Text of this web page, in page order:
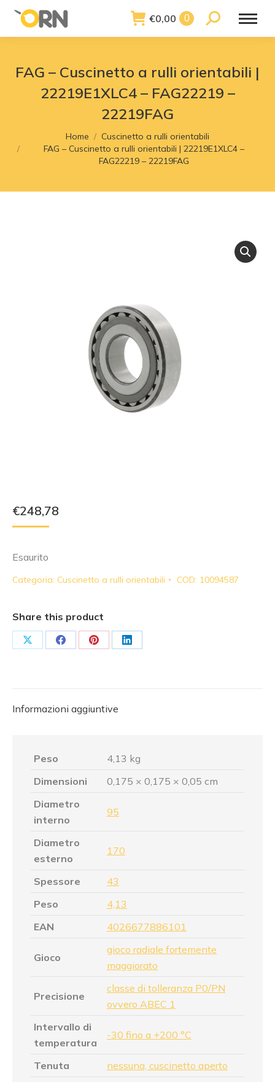
€0,00 0 Search:
FAG – Cuscinetto a rulli orientabili |
22219E1XLC4 – FAG22219 –
22219FAG
You are here:Home
Cuscinetto a rulli orientabili
FAG – Cuscinetto a rulli orientabili | 22219E1XLC4 –
FAG22219 – 22219FAG
€248,78
Esaurito
Categoria: Cuscinetto a rulli orientabili COD: 10094587
Share this product
Share Share Share Share
Informazioni aggiuntive
Peso
4,13 kg
Dimensioni
0,175 × 0,175 × 0,05 cm
Diametro
interno
95
Diametro
esterno
170
Spessore
43
Peso
4,13
EAN
4026677886101
Gioco
gioco radiale fortemente
maggiorato
Precisione
classe di tolleranza P0/PN
ovvero ABEC 1
Intervallo di
temperatura
-30 fino a +200 °C
Tenuta
nessuna, cuscinetto aperto